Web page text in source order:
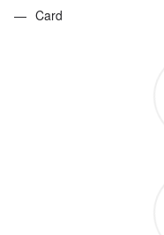
Card